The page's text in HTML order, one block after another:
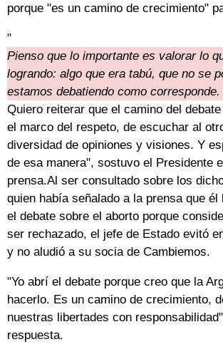
porque "es un camino de crecimiento"
"
Pienso que lo importante es valorar lo
logrando: algo que era tabú, que no se
estamos debatiendo como corresponde.
Quiero reiterar que el camino del
el marco del respeto, de escuchar al
diversidad de opiniones y visiones. Y
de esa manera", sostuvo el Presidente
prensa.Al ser consultado sobre los
quien había señalado a la prensa que él
el debate sobre el aborto porque
ser rechazado, el jefe de Estado evitó
y no aludió a su socia de Cambiemos.
"Yo abrí el debate porque creo que la
hacerlo. Es un camino de crecimiento,
nuestras libertades con
respuesta.